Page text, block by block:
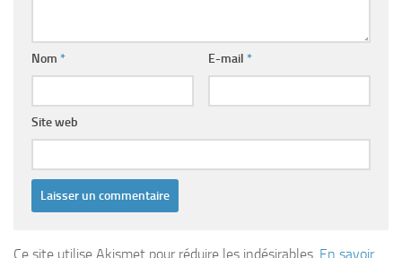
Nom * E-mail *
Site web
Ce site utilise Akismet pour réduire les indésirables. En savoir